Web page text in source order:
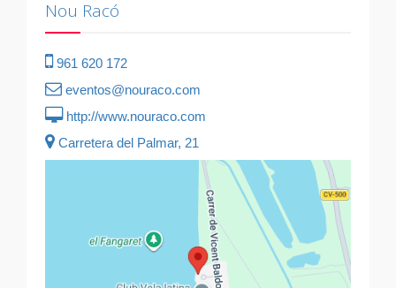
Nou Racó
961 620 172
eventos@nouraco.com
http://www.nouraco.com
Carretera del Palmar, 21